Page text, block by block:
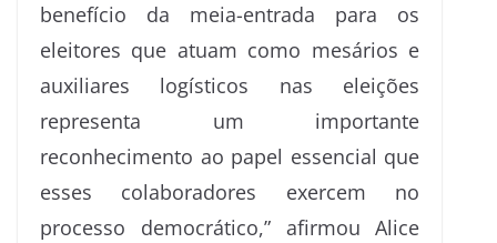
benefício da meia-entrada para os
eleitores que atuam como mesários e
auxiliares logísticos nas eleições
representa um importante
reconhecimento ao papel essencial que
esses colaboradores exercem no
processo democrático,” afirmou Alice